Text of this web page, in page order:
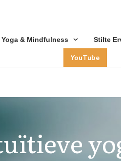
Yoga & Mindfulness Stilte
YouTube